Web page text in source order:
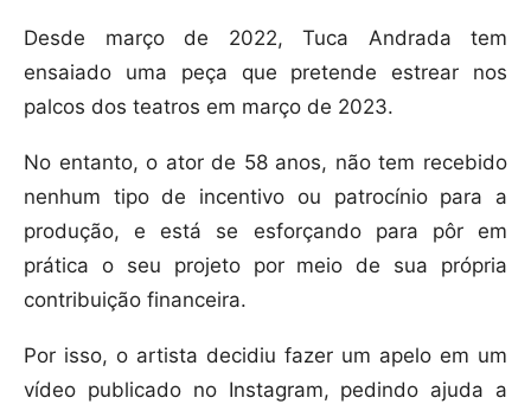
Desde março de 2022, Tuca Andrada tem
ensaiado uma peça que pretende estrear nos
palcos dos teatros em março de 2023.
No entanto, o ator de 58 anos, não tem recebido
nenhum tipo de incentivo ou patrocínio para a
produção, e está se esforçando para pôr em
prática o seu projeto por meio de sua própria
contribuição financeira.
Por isso, o artista decidiu fazer um apelo em um
vídeo publicado no Instagram, pedindo ajuda a